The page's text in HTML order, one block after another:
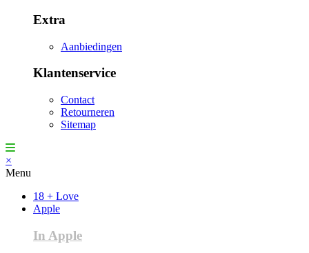
Extra
Aanbiedingen
Klantenservice
Contact
Retourneren
Sitemap
×
Menu
18 + Love
Apple
In Apple